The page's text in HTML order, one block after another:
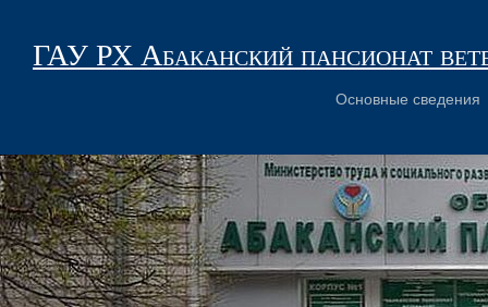
ГАУ РХ Абаканский пансионат
Основные сведения